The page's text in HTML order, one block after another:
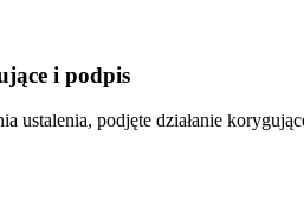
i podpis
ustalenia, podjęte działanie